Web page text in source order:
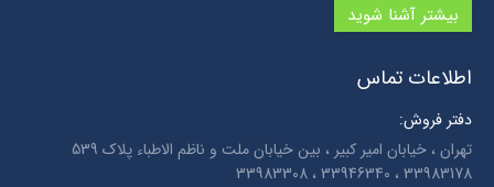
بیشتر آشنا شوید
اطلاعات تماس
دفتر فروش:
تهران ، خیابان امیر کبیر ، بین خیابان ملت و ناظم الاطباء پلاک 539
33983178 ، 33946340 ، 33983308